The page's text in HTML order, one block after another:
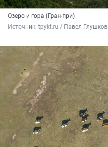
Озеро и гора (Гран-при)
Источник: tpykt.ru / Павел Глушков